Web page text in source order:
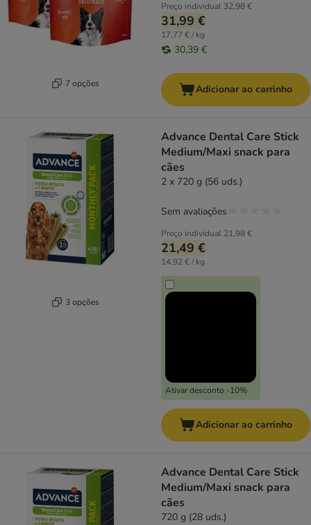
7 opções
Preço individual 32,98 €
31,99 €
17,77 € / kg
30,39 €
Adicionar ao carrinho
3 opções
Advance Dental Care Stick
Medium/Maxi snack para
cães
2 x 720 g (56 uds.)
Preço individual 21,98 €
21,49 €
14,92 € / kg
Ativar desconto -10%
Sem avaliações
Adicionar ao carrinho
Advance Dental Care Stick
Medium/Maxi snack para
cães
720 g (28 uds.)